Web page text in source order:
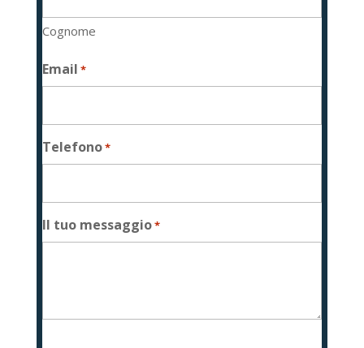
Cognome
Email *
Telefono*
Il tuo messaggio*